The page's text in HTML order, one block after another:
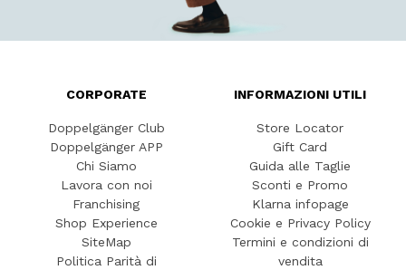
CORPORATE
Doppelgänger Club
Doppelgänger APP
Chi Siamo
Lavora con noi
Franchising
Shop Experience
SiteMap
Politica Parità di
INFORMAZIONI UTILI
Store Locator
Gift Card
Guida alle Taglie
Sconti e Promo
Klarna infopage
Cookie e Privacy Policy
Termini e condizioni di
vendita